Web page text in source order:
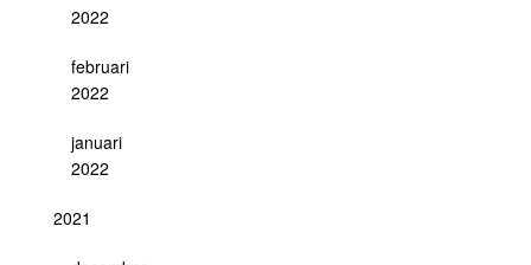
2022
februari
2022
januari
2022
2021